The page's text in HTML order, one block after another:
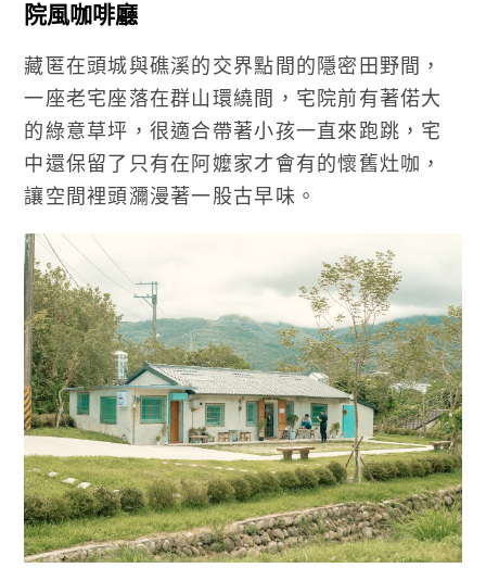
院風咖啡廳
藏匿在頭城與礁溪的交界點間的隱密田野間，
一座老宅座落在群山環繞間，宅院前有著偌大
的綠意草坪，很適合帶著小孩一直來跑跳，宅
中還保留了只有在阿嬤家才會有的懷舊灶咖，
讓空間裡頭瀰漫著一股古早味。